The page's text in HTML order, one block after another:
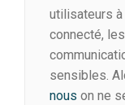
utilisateurs
connecté,
sensibles.
nous on ne